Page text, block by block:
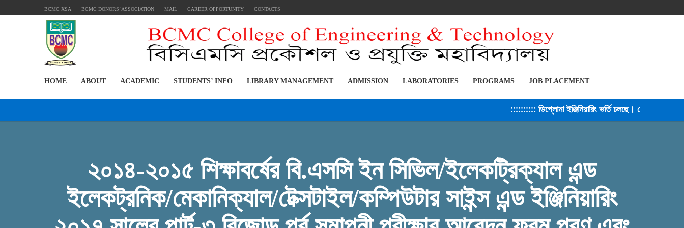
BCMC XSA BCMC DONORS’ ASSOCIATION MAIL CAREER OPPORTUNITY CONTACTS
HOME ABOUT ACADEMIC STUDENTS’ INFO LIBRARY MANAGEMENT ADMISSION LABORATORIES PROGRAMS JOB PLACEMENT
:::::::::: ডিপ্লোমা ইঞ্জিনিয়ারিং ভর্তি চলছে। সেশন ২০২৫-
২০১৪-২০১৫ শিক্ষাবর্ষের বি.এসসি ইন সিভিল/ইলেকট্রিক্যাল এন্ড
ইলেকট্রনিক/মেকানিক্যাল/টেক্সটাইল/কম্পিউটার সাইন্স এন্ড ইঞ্জিনিয়ারিং